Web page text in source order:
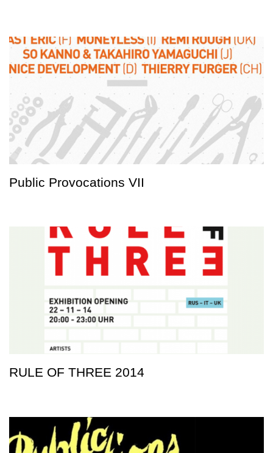
Public Provocations VII
RULE OF THREE 2014